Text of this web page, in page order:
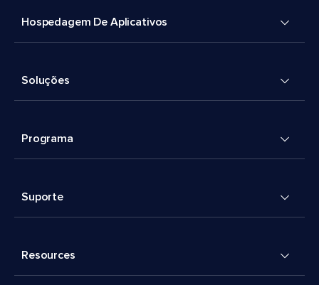
Hospedagem De Aplicativos
Soluções
Programa
Suporte
Resources